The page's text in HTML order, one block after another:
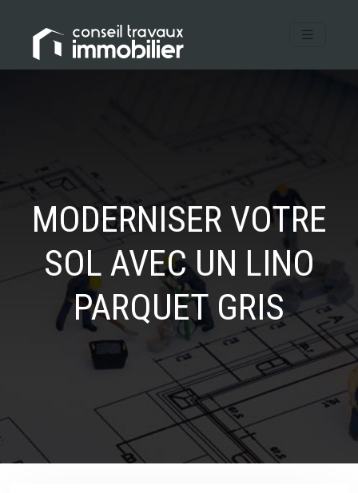
MODERNISER VOTRE
SOL AVEC UN LINO
PARQUET GRIS